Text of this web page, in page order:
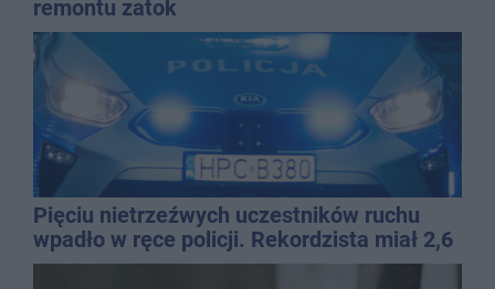
remontu zatok
Pięciu nietrzeźwych uczestników ruchu
wpadło w ręce policji. Rekordzista miał 2,6
promila